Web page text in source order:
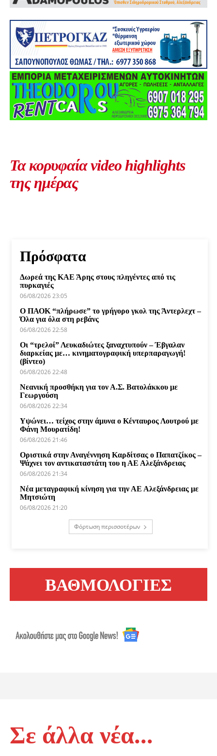
Τα κορυφαία video highlights
της ημέρας
Πρόσφατα
Δωρεά της ΚΑΕ Άρης στους πληγέντες από τις
πυρκαγιές
06/08/2026 23:05
Ο ΠΑΟΚ “πλήρωσε” το γρήγορο γκολ της Άντερλεχτ –
Όλα για όλα στη ρεβάνς
06/08/2026 22:58
Οι “τρελοί” Λευκαδιώτες ξαναχτυπούν – Έβγαλαν
διαρκείας με… κινηματογραφική υπερπαραγωγή!
(βίντεο)
06/08/2026 22:48
Νεανική προσθήκη για τον Α.Σ. Βατολάκκου με
Γεωργούση
06/08/2026 22:34
Υψώνει… τείχος στην άμυνα ο Κένταυρος Λουτρού με
Φάνη Μουρατίδη!
06/08/2026 21:46
Οριστικά στην Αναγέννηση Καρδίτσας ο Παπατζίκος –
Ψάχνει τον αντικαταστάτη του η ΑΕ Αλεξάνδρειας
06/08/2026 21:34
Νέα μεταγραφική κίνηση για την ΑΕ Αλεξάνδρειας με
Μητσιώτη
06/08/2026 21:20
Φόρτωση περισσοτέρων
ΒΑΘΜΟΛΟΓΙΕΣ
Σε άλλα νέα...